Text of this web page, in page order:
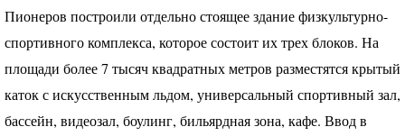
Пионеров построили отдельно стоящее здание физкультурно-
спортивного комплекса, которое состоит их трех блоков. На
площади более 7 тысяч квадратных метров разместятся крытый
каток с искусственным льдом, универсальный спортивный зал,
бассейн, видеозал, боулинг, бильярдная зона, кафе. Ввод в